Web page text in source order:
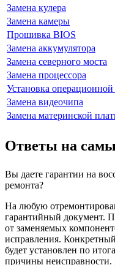
Замена кулера
Замена камеры
Прошивка BIOS
Замена аккумулятора
Замена северного моста
Замена процессора
Установка
Замена видеочипа
Замена материнской
Ответы на
Вы даете гарантии на
ремонта?
На любую
гарантийный документ.
от заменяемых
исправления.
будет установлен по
причины неисправности.